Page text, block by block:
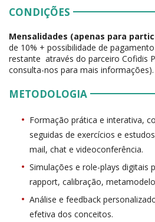
CONDIÇÕES
Mensalidades (apenas para
de 10% + possibilidade de
restante através do parceiro Cofidis
consulta-nos para mais informações).
METODOLOGIA
Formação prática e interativa,
seguidas de exercícios e
mail, chat e videoconferência.
Simulações e role-plays digitais
rapport, calibração,
Análise e feedback
efetiva dos conceitos.